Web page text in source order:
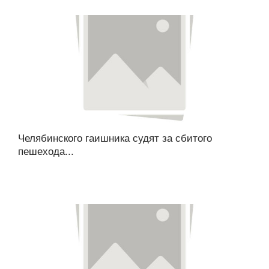
Челябинского гаишника судят за сбитого
пешехода...